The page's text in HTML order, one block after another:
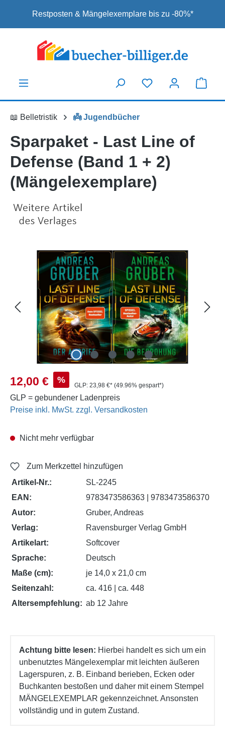
Zum Hauptinhalt springen
Restposten & Mängelexemplare bis zu -80%*
📖 Belletristik 👼 Jugendbücher
Sparpaket - Last Line of
Defense (Band 1 + 2)
(Mängelexemplare)
Bildergalerie überspringen
Verkaufspreis:
12,00 € %
GLP: 23,98 €* (49.96% gespart*)
GLP = gebundener Ladenpreis
Preise inkl. MwSt. zzgl. Versandkosten
Nicht mehr verfügbar
Zum Merkzettel hinzufügen
Artikel-Nr.:
SL-2245
EAN:
9783473586363 | 9783473586370
Autor:
Gruber, Andreas
Verlag:
Ravensburger Verlag GmbH
Artikelart:
Softcover
Sprache:
Deutsch
Maße (cm):
je 14,0 x 21,0 cm
Seitenzahl:
ca. 416 | ca. 448
Altersempfehlung: ab 12 Jahre
Achtung bitte lesen: Hierbei handelt es sich um ein
unbenutztes Mängelexemplar mit leichten äußeren
Lagerspuren, z. B. Einband berieben, Ecken oder
Buchkanten bestoßen und daher mit einem Stempel
MÄNGELEXEMPLAR gekennzeichnet. Ansonsten
vollständig und in gutem Zustand.